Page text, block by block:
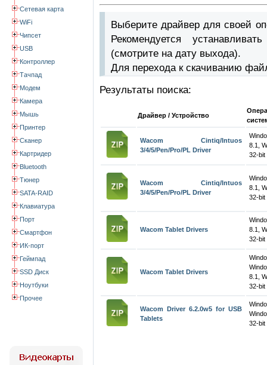
Сетевая карта
WiFi
Чипсет
USB
Контроллер
Тачпад
Модем
Камера
Мышь
Принтер
Сканер
Картридер
Bluetooth
Тюнер
SATA-RAID
Клавиатура
Порт
Смартфон
ИК-порт
Геймпад
SSD Диск
Ноутбуки
Прочее
Выберите драйвер для своей
Рекомендуется
(смотрите на дату выхода).
Для перехода к скачиванию
Результаты поиска:
Драйвер / Устройство
Wacom Cintiq/Intuos
3/4/5/Pen/Pro/PL Driver
8.1,
32-bit
Wacom Cintiq/Intuos
3/4/5/Pen/Pro/PL Driver
8.1,
32-bit
Wacom Tablet Drivers
8.1,
32-bit
Wacom Tablet Drivers
8.1,
32-bit
Wacom Driver 6.2.0w5 for USB
Tablets
32-bit